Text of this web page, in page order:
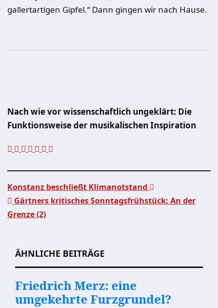
gallertartigen Gipfel.“ Dann gingen wir nach Hause.
Nach wie vor wissenschaftlich ungeklärt: Die
Funktionsweise der musikalischen Inspiration
Beitragsnavigation
Konstanz beschließt Klimanotstand
Gärtners kritisches Sonntagsfrühstück: An der
Grenze (2)
ÄHNLICHE BEITRÄGE
Friedrich Merz: eine
umgekehrte Furzgrundel?